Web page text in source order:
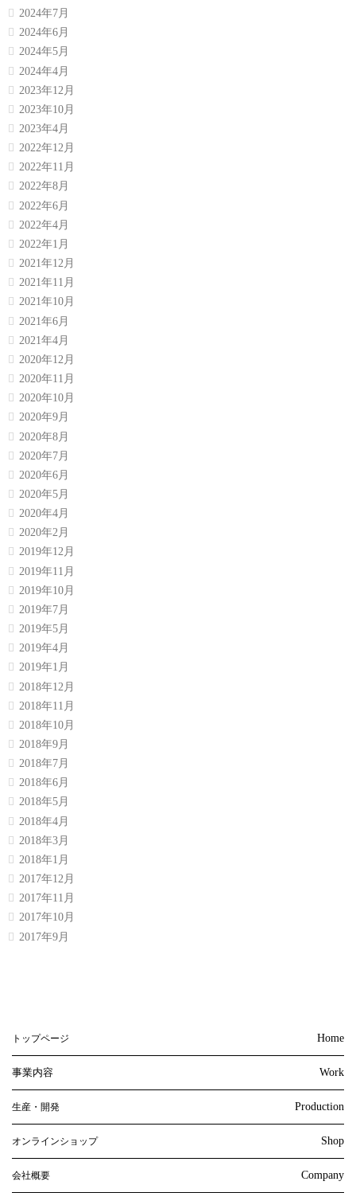
2024年7月
2024年6月
2024年5月
2024年4月
2023年12月
2023年10月
2023年4月
2022年12月
2022年11月
2022年8月
2022年6月
2022年4月
2022年1月
2021年12月
2021年11月
2021年10月
2021年6月
2021年4月
2020年12月
2020年11月
2020年10月
2020年9月
2020年8月
2020年7月
2020年6月
2020年5月
2020年4月
2020年2月
2019年12月
2019年11月
2019年10月
2019年7月
2019年5月
2019年4月
2019年1月
2018年12月
2018年11月
2018年10月
2018年9月
2018年7月
2018年6月
2018年5月
2018年4月
2018年3月
2018年1月
2017年12月
2017年11月
2017年10月
2017年9月
トップページ Home
事業内容 Work
生産・開発 Production
オンラインショップ Shop
会社概要 Company